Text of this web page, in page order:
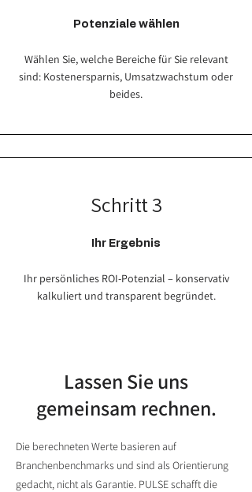
Potenziale wählen
Wählen Sie, welche Bereiche für Sie relevant
sind: Kostenersparnis, Umsatzwachstum oder
beides.
Schritt 3
Ihr Ergebnis
Ihr persönliches ROI-Potenzial – konservativ
kalkuliert und transparent begründet.
Lassen Sie uns
gemeinsam rechnen.
Die berechneten Werte basieren auf
Branchenbenchmarks und sind als Orientierung
gedacht, nicht als Garantie. PULSE schafft die